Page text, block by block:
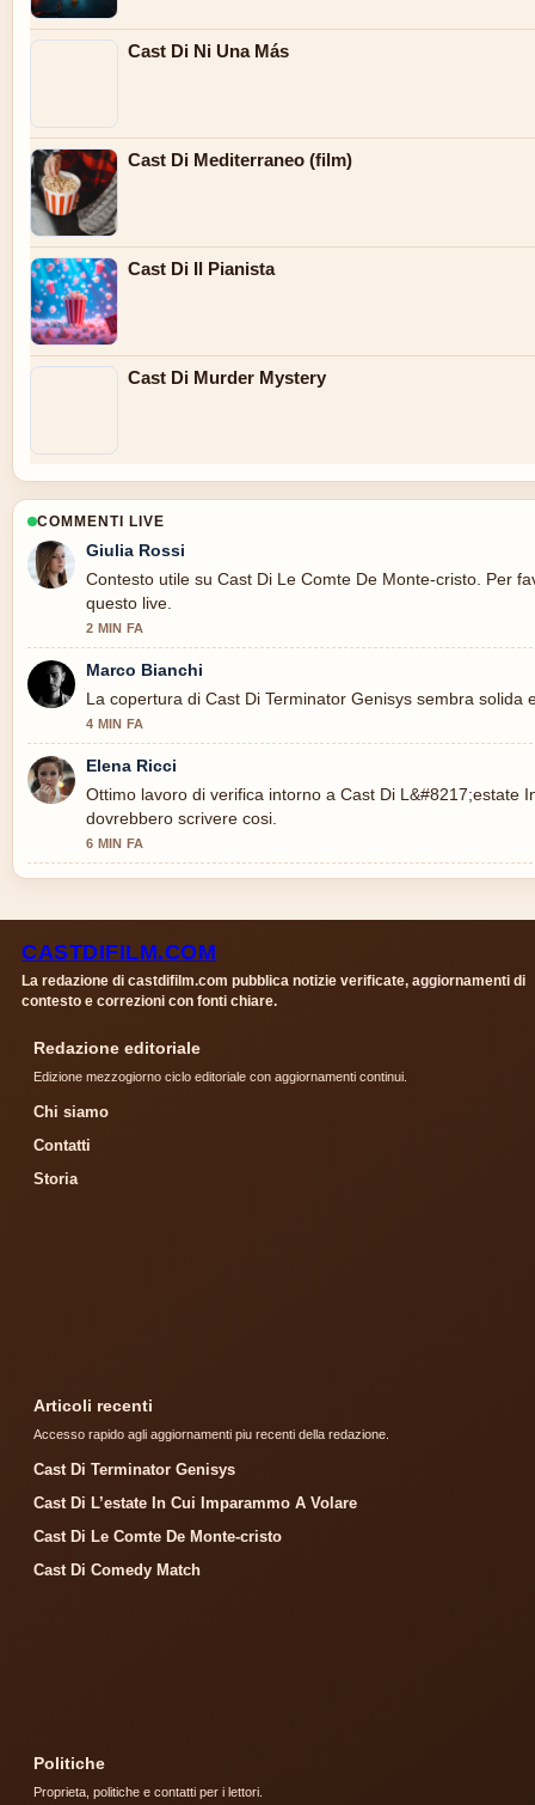
Cast Di Ni Una Más
Cast Di Mediterraneo (film)
Cast Di Il Pianista
Cast Di Murder Mystery
COMMENTI LIVE
Giulia Rossi
Contesto utile su Cast Di Le Comte De Monte-cristo. Per
questo live.
2 MIN FA
Marco Bianchi
La copertura di Cast Di Terminator Genisys sembra solida
4 MIN FA
Elena Ricci
Ottimo lavoro di verifica intorno a Cast Di L&#8217;estate
dovrebbero scrivere cosi.
6 MIN FA
CASTDIFILM.COM
La redazione di castdifilm.com pubblica notizie verificate, aggiornamenti di
contesto e correzioni con fonti chiare.
Redazione editoriale
Edizione mezzogiorno ciclo editoriale con aggiornamenti continui.
Chi siamo
Contatti
Storia
Articoli recenti
Accesso rapido agli aggiornamenti piu recenti della redazione.
Cast Di Terminator Genisys
Cast Di L’estate In Cui Imparammo A Volare
Cast Di Le Comte De Monte-cristo
Cast Di Comedy Match
Politiche
Proprieta, politiche e contatti per i lettori.